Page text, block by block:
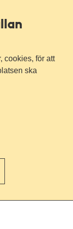
cookies, för att
ska